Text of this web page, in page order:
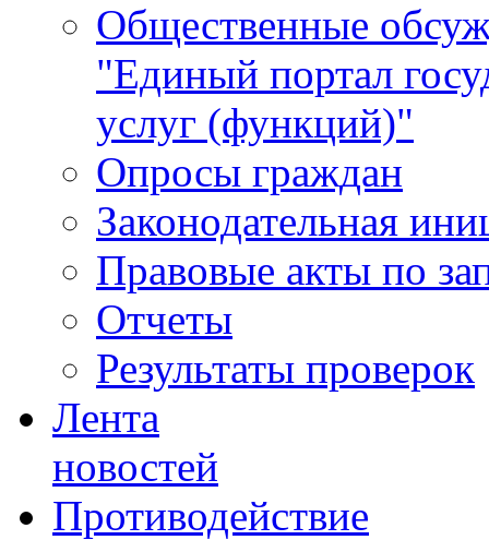
Общественные
"Единый портал
услуг (функций)"
Опросы граждан
Законодательная
Правовые акты по
Отчеты
Результаты проверок
Лента
новостей
Противодействие